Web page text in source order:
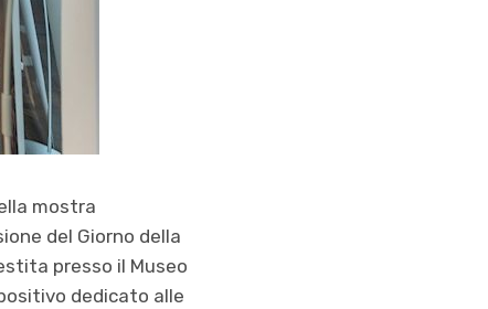
mostra
del Giorno della
presso il Museo
dedicato alle